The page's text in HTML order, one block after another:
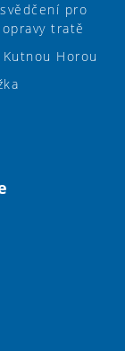
pro
tratě
Horou